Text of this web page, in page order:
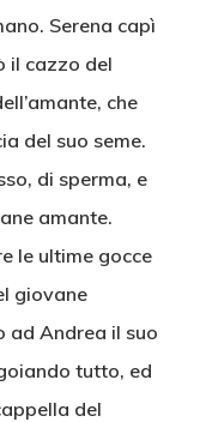
Serena capì
il cazzo del
che
del suo seme.
di sperma, e
amante.
le ultime gocce
giovane
ad Andrea il suo
tutto, ed
del